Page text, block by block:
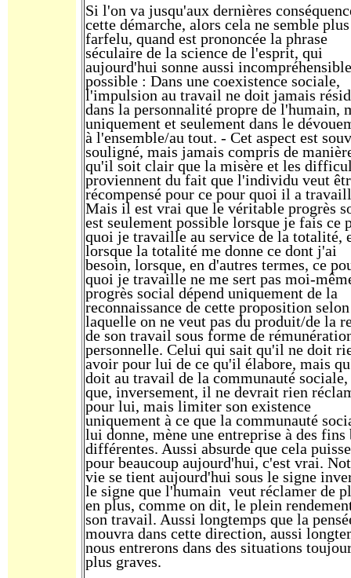
Si l'on va jusqu'aux dernières
cette démarche, alors cela ne semble
farfelu, quand est prononcée la phrase
séculaire de la science de l'esprit, qui
aujourd'hui sonne aussi
possible : Dans une coexistence sociale,
l'impulsion au travail ne doit jamais
dans la personnalité propre de l'humain,
uniquement et seulement dans le
à l'ensemble/au tout. - Cet aspect est
souligné, mais jamais compris de
qu'il soit clair que la misère et les
proviennent du fait que l'individu veut
récompensé pour ce pour quoi il a
Mais il est vrai que le véritable progrès
est seulement possible lorsque je fais ce
quoi je travaille au service de la totalité,
lorsque la totalité me donne ce dont j'ai
besoin, lorsque, en d'autres termes, ce
quoi je travaille ne me sert pas moi-
progrès social dépend uniquement de la
reconnaissance de cette proposition selon
laquelle on ne veut pas du produit/de la
de son travail sous forme de
personnelle. Celui qui sait qu'il ne doit
avoir pour lui de ce qu'il élabore, mais
doit au travail de la communauté sociale,
que, inversement, il ne devrait rien
pour lui, mais limiter son existence
uniquement à ce que la communauté
lui donne, mène une entreprise à des fins
différentes. Aussi absurde que cela
pour beaucoup aujourd'hui, c'est vrai.
vie se tient aujourd'hui sous le signe
le signe que l'humain veut réclamer de
en plus, comme on dit, le plein
son travail. Aussi longtemps que la
mouvra dans cette direction, aussi
nous entrerons dans des situations
plus graves.